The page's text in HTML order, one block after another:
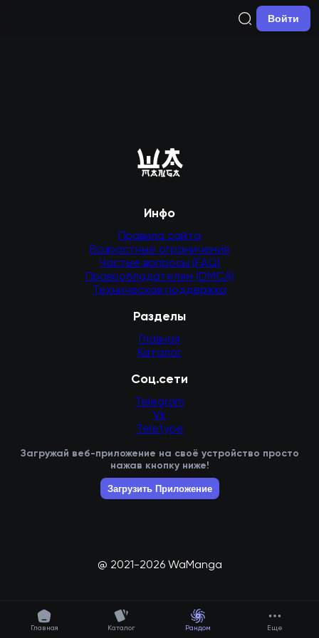
Главная Каталог Рандом Еще
Войти
Инфо
Правила сайта
Возрастные ограничения
Частые вопросы (FAQ)
Правообладателям (DMCA)
Техническая поддержка
Разделы
Главная
Каталог
Соц.сети
Telegram
Vk
Teletype
Загружай веб-приложение на своё устройство просто
нажав кнопку ниже!
Загрузить Приложение
@ 2021-2026 WaManga